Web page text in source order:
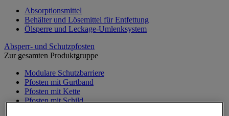
Absorptionsmittel
Behälter und Lösemittel für Entfettung
Ölsperre und Leckage-Umlenksystem
Absperr- und Schutzpfosten
Zur gesamten Produktgruppe
Modulare Schutzbarriere
Pfosten mit Gurtband
Pfosten mit Kette
Pfosten mit Schild